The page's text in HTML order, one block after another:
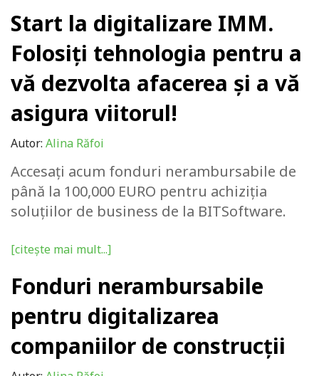
Start la digitalizare IMM.
Folosiți tehnologia pentru a
vă dezvolta afacerea și a vă
asigura viitorul!
Autor: Alina Răfoi
Accesați acum fonduri nerambursabile de
până la 100,000 EURO pentru achiziția
soluțiilor de business de la BITSoftware.
[citește mai mult...]
Fonduri nerambursabile
pentru digitalizarea
companiilor de construcții